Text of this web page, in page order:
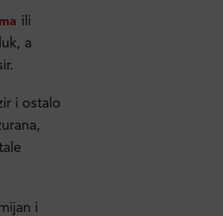
ili
a
i ostalo
i